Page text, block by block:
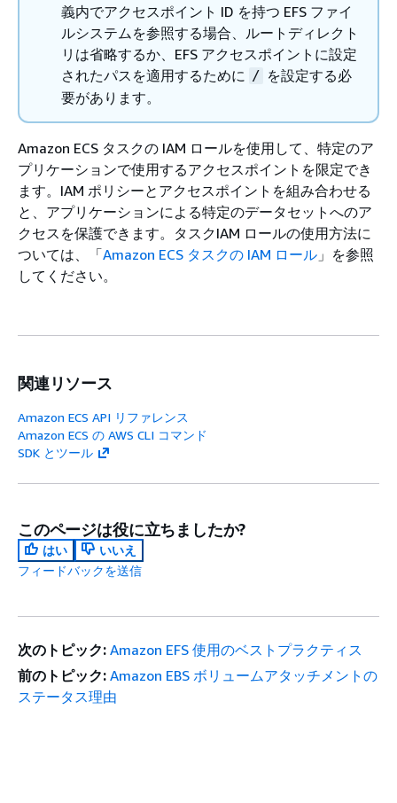
義内でアクセスポイント ID を持つ EFS ファイ
ルシステムを参照する場合、ルートディレクト
リは省略するか、EFS アクセスポイントに設定
されたパスを適用するために / を設定する必
要があります。
Amazon ECS タスクの IAM ロールを使用して、特定のア
プリケーションで使用するアクセスポイントを限定でき
ます。IAM ポリシーとアクセスポイントを組み合わせる
と、アプリケーションによる特定のデータセットへのア
クセスを保護できます。タスクIAM ロールの使用方法に
ついては、「Amazon ECS タスクの IAM ロール 」を参照
してください。
関連リソース
Amazon ECS API リファレンス
Amazon ECS の AWS CLI コマンド
SDK とツール
このページは役に立ちましたか?
はい
いいえ
フィードバックを送信
次のトピック: Amazon EFS 使用のベストプラクティス
前のトピック: Amazon EBS ボリュームアタッチメントの
ステータス理由